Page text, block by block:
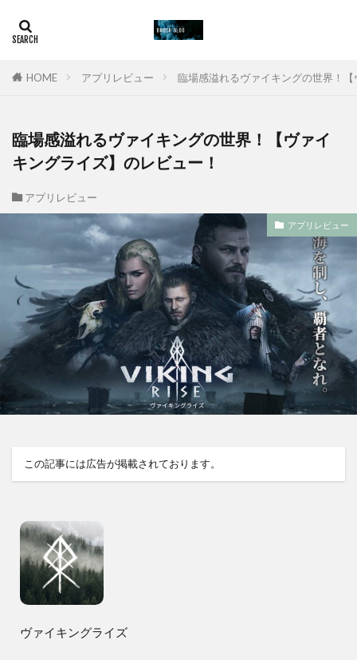
HOME アプリレビュー 臨場感溢れるヴァイキングの世界！
臨場感溢れるヴァイキングの世界！【ヴァイ
キングライズ】のレビュー！
アプリレビュー
アプリレビュー
この記事には広告が掲載されております。
ヴァイキングライズ